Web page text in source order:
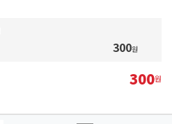
300원
300원